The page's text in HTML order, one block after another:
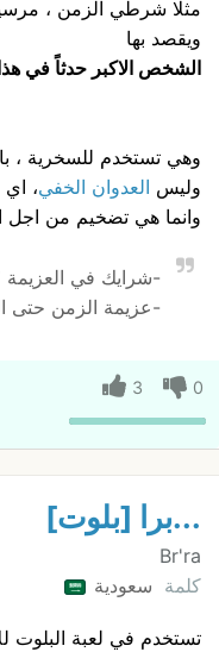
مثلا شرطي الزمن ،
ويقصد بها
الشخص الاكبر حدثاً في
وهي تستخدم للسخرية ،
وليس العدوان الخفي،
وانما هي تضخيم من اجل
-شرايك في العزيمة
-عزيمة الزمن حتى
0
3
...برا [بلوت]
Br'ra
كلمة سعودية
تستخدم في لعبة البلوت